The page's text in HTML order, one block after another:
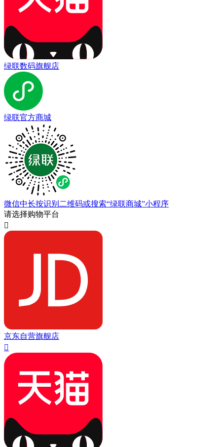
绿联数码旗舰店
绿联官方商城
微信中长按识别二维码或搜索“绿联商城”小程序
请选择购物平台

京东自营旗舰店
